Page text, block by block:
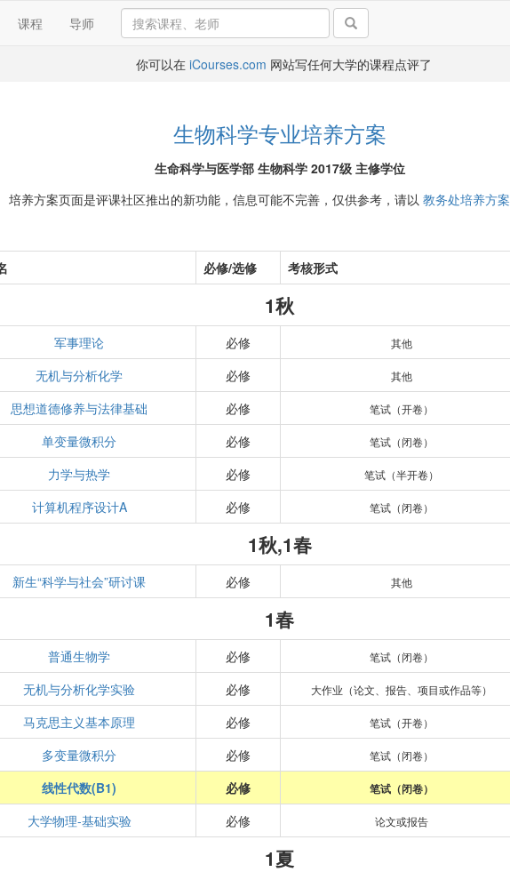
课程 导师
你可以在 iCourses.com 网站写任何大学的课程点评了
生物科学专业培养方案
生命科学与医学部 生物科学 2017级 主修学位
培养方案页面是评课社区推出的新功能，信息可能不完善，仅供参考，请以 教务处培养方案
必修/选修 考核形式
1秋
军事理论 必修 其他
无机与分析化学 必修 其他
思想道德修养与法律基础 必修 笔试（开卷）
单变量微积分 必修 笔试（闭卷）
力学与热学 必修 笔试（半开卷）
计算机程序设计A 必修 笔试（闭卷）
1秋,1春
新生“科学与社会”研讨课 必修 其他
1春
普通生物学 必修 笔试（闭卷）
无机与分析化学实验 必修 大作业（论文、报告、项目或作品等）
马克思主义基本原理 必修 笔试（开卷）
多变量微积分 必修 笔试（闭卷）
线性代数(B1) 必修 笔试（闭卷）
大学物理-基础实验 必修 论文或报告
1夏